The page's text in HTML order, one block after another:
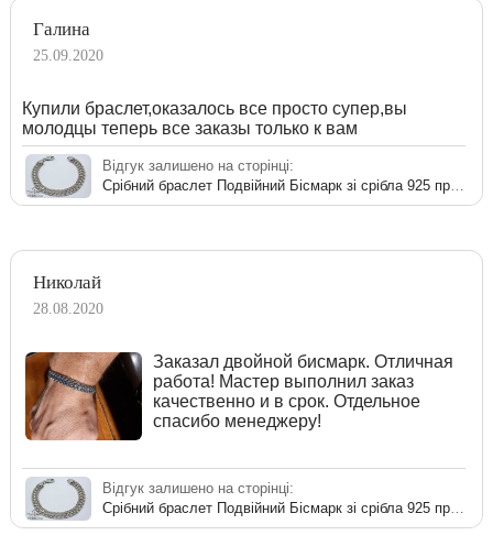
Галина
25.09.2020
Купили браслет,оказалось все просто супер,вы
молодцы теперь все заказы только к вам
Відгук залишено на сторінці:
Николай
28.08.2020
Заказал двойной бисмарк. Отличная
работа! Мастер выполнил заказ
качественно и в срок. Отдельное
спасибо менеджеру!
Відгук залишено на сторінці: